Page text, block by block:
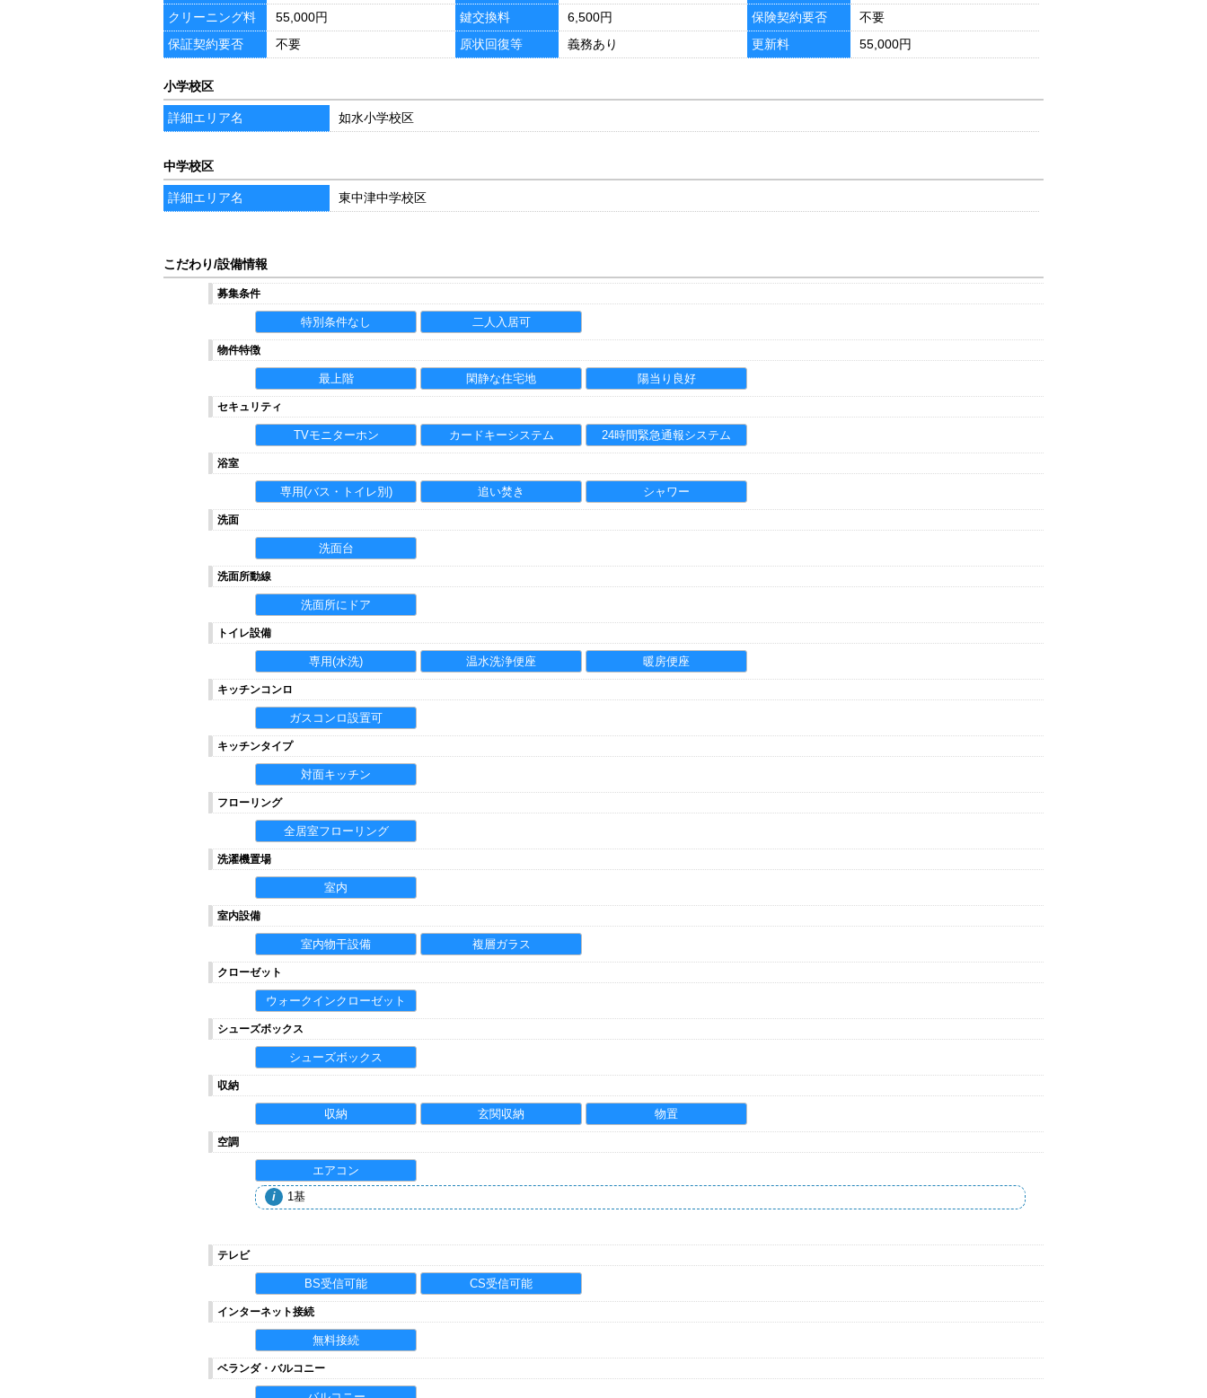
料
クリーニング料
55,000円 鍵交換料 6,500円 保険契約要否
不要
保証契約要否
不要 原状回復等 義務あり 更新料 55,000円
小学校区
詳細エリア名 如水小学校区
中学校区
詳細エリア名 東中津中学校区
こだわり/設備情報
募集条件
特別条件なし 二人入居可
物件特徴
最上階 閑静な住宅地 陽当り良好
セキュリティ
TVモニターホン カードキーシステム 24時間緊急通報システム
浴室
専用(バス・トイレ別) 追い焚き シャワー
洗面
洗面台
洗面所動線
洗面所にドア
トイレ設備
専用(水洗) 温水洗浄便座 暖房便座
キッチンコンロ
ガスコンロ設置可
キッチンタイプ
対面キッチン
フローリング
全居室フローリング
洗濯機置場
室内
室内設備
室内物干設備 複層ガラス
クローゼット
ウォークインクローゼット
シューズボックス
シューズボックス
収納
収納 玄関収納 物置
空調
エアコン
1基
テレビ
BS受信可能 CS受信可能
インターネット接続
無料接続
ベランダ・バルコニー